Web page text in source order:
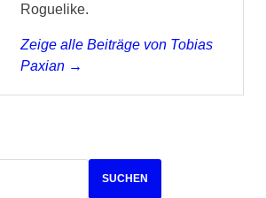
Roguelike.
Zeige alle Beiträge von Tobias
Paxian →
SUCHEN